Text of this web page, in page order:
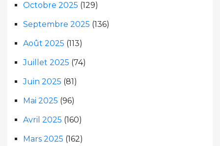
Octobre 2025 (129)
Septembre 2025 (136)
Août 2025 (113)
Juillet 2025 (74)
Juin 2025 (81)
Mai 2025 (96)
Avril 2025 (160)
Mars 2025 (162)